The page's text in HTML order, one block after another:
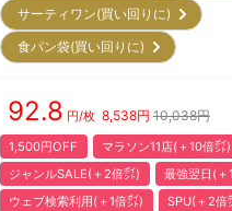
サーティワン(買い回りに)
食パン袋(買い回りに)
92.8 円/枚 8,538円 10,038円
1,500円OFF
マラソン11店(＋10倍㌽)
ジャンルSALE(＋2倍㌽)
最強翌日(＋
ウェブ検索利用(＋1倍㌽)
SPU(＋2倍